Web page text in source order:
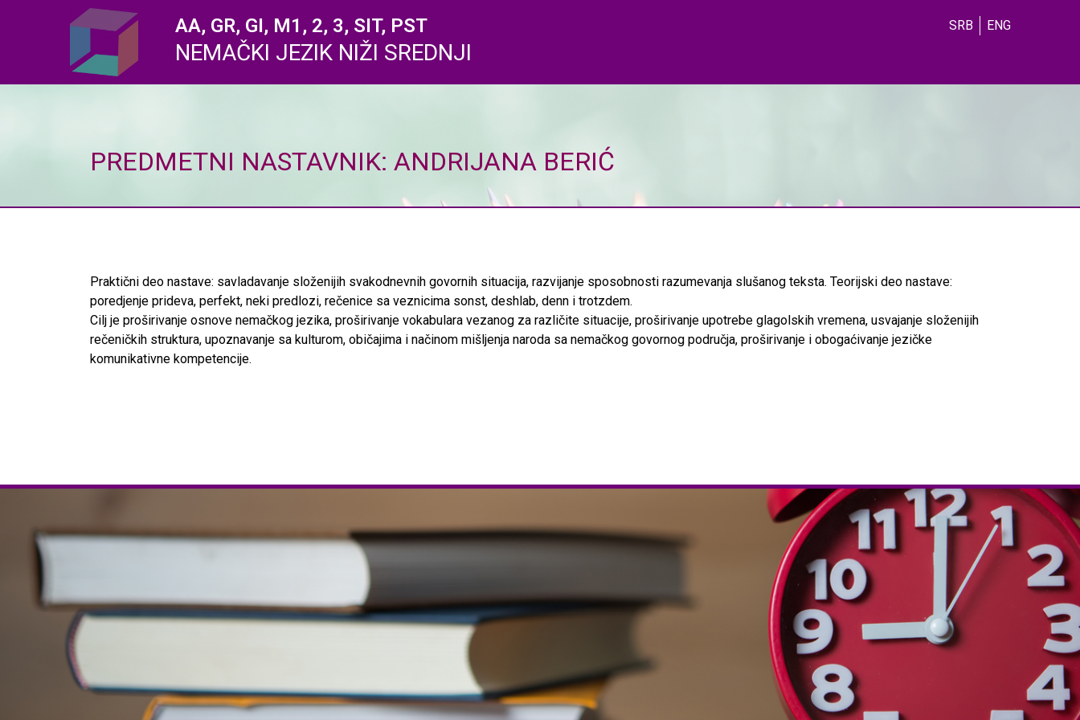
AA, GR, GI, M1, 2, 3, SIT, PST
NEMAČKI JEZIK NIŽI SREDNJI
SRB ENG
PREDMETNI NASTAVNIK: ANDRIJANA BERIĆ
Praktični deo nastave: savladavanje složenijih svakodnevnih govornih situacija, razvijanje sposobnosti razumevanja slušanog teksta. Teorijski deo nastave:
poredjenje prideva, perfekt, neki predlozi, rečenice sa veznicima sonst, deshlab, denn i trotzdem.
Cilj je proširivanje osnove nemačkog jezika, proširivanje vokabulara vezanog za različite situacije, proširivanje upotrebe glagolskih vremena, usvajanje složenijih
rečeničkih struktura, upoznavanje sa kulturom, običajima i načinom mišljenja naroda sa nemačkog govornog područja, proširivanje i obogaćivanje jezičke
komunikativne kompetencije.